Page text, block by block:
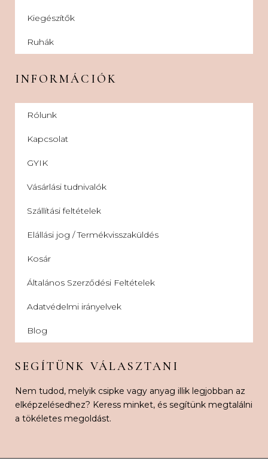
Kiegészítők
Ruhák
INFORMÁCIÓK
Rólunk
Kapcsolat
GYIK
Vásárlási tudnivalók
Szállítási feltételek
Elállási jog / Termékvisszaküldés
Kosár
Általános Szerződési Feltételek
Adatvédelmi irányelvek
Blog
SEGÍTÜNK VÁLASZTANI
Nem tudod, melyik csipke vagy anyag illik legjobban az
elképzelésedhez? Keress minket, és segítünk megtalálni
a tökéletes megoldást.